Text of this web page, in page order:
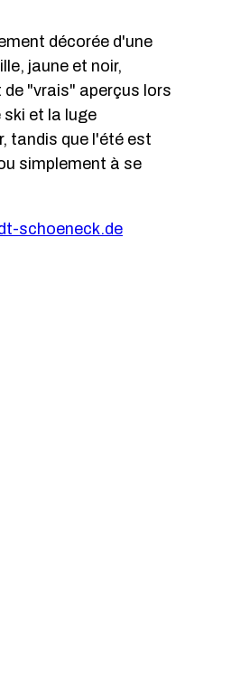
décorée d'une
jaune et noir,
"vrais" aperçus lors
et la luge
tandis que l'été est
simplement à se
schoeneck.de